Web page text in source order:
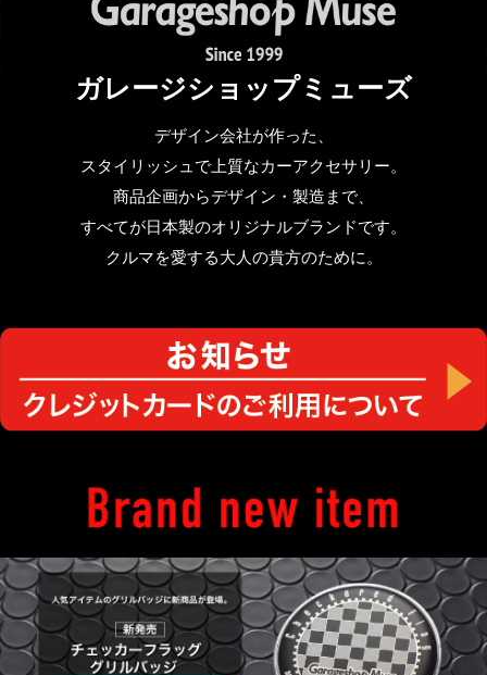
ガレージショップミューズ
デザイン会社が作った、
スタイリッシュで上質なカーアクセサリー。
商品企画からデザイン・製造まで、
すべてが日本製のオリジナルブランドです。
クルマを愛する大人の貴方のために。